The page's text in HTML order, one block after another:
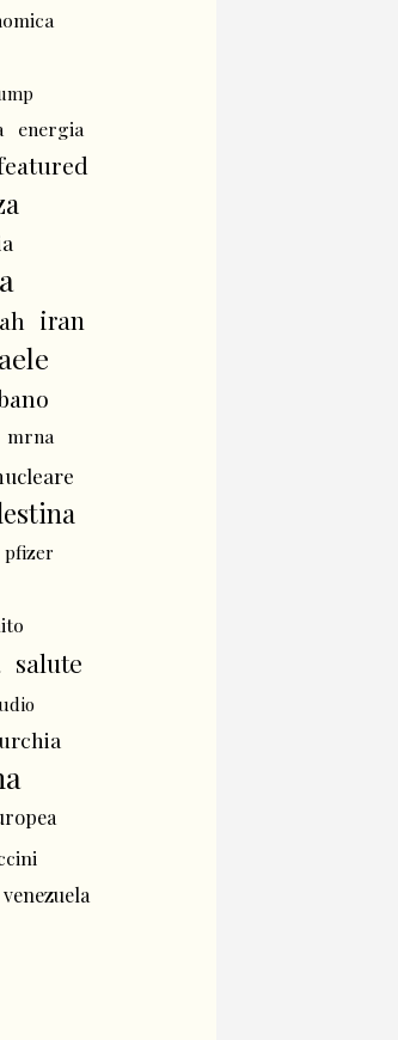
energia
iran
mrna
pfizer
salute
venezuela